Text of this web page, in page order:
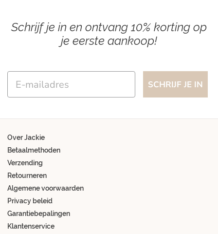
Schrijf je in en ontvang 10% korting op
je eerste aankoop!
SCHRIJF JE IN
Over Jackie
Betaalmethoden
Verzending
Retourneren
Algemene voorwaarden
Privacy beleid
Garantiebepalingen
Klantenservice